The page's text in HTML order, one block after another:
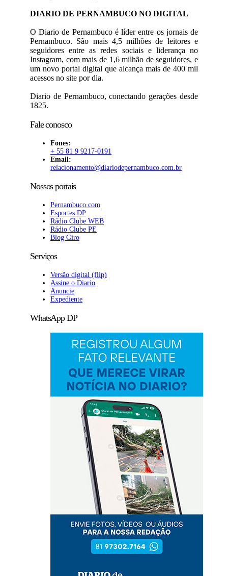
DIARIO DE PERNAMBUCO NO DIGITAL
O Diario de Pernambuco é líder entre os jornais de
Pernambuco. São mais 4,5 milhões de leitores e
seguidores entre as redes sociais e liderança no
Instagram, com mais de 1,6 milhão de seguidores, e
um novo portal digital que alcança mais de 400 mil
acessos no site por dia.
Diario de Pernambuco, conectando gerações desde
1825.
Fale conosco
Fones:
+ 55 81 9 9217-0191
Email:
relacionamento@diariodepernambuco.com.br
Nossos portais
Pernambuco.com
Esportes DP
Rádio Clube WEB
Rádio Clube PE
Blog Giro
Serviços
Versão digital (flip)
Assine o Diario
Anuncie
Expediente
WhatsApp DP